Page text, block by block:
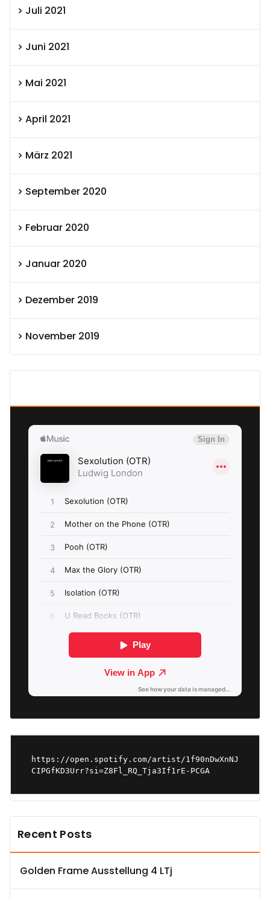
Juli 2021
Juni 2021
Mai 2021
April 2021
März 2021
September 2020
Februar 2020
Januar 2020
Dezember 2019
November 2019
https://open.spotify.com/artist/1f90nDwXnNJ
CIPGfKD3Urr?si=Z8Fl_RQ_Tja3If1rE-PCGA
Recent Posts
Golden Frame Ausstellung 4 LTj